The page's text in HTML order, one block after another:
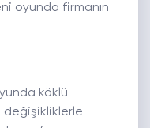
oyunda firmanın
köklü
değişikliklerle